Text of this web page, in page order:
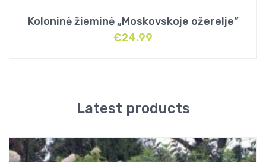
Koloninė žieminė „Moskovskoje ožerelje”
€24.99
Latest products